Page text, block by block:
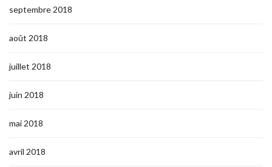
septembre 2018
août 2018
juillet 2018
juin 2018
mai 2018
avril 2018